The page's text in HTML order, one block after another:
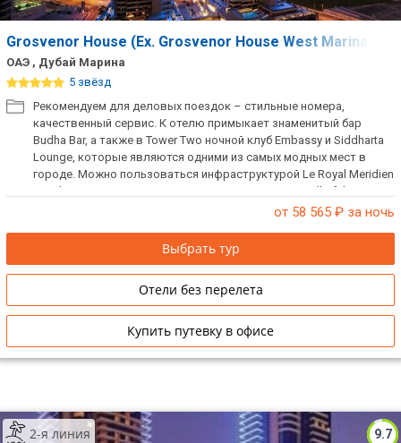
Grosvenor House (Ex. Grosvenor House West Marina
ОАЭ , Дубай Марина
5 звёзд
Рекомендуем для деловых поездок – стильные номера,
качественный сервис. К отелю примыкает знаменитый бар
Budha Bar, а также в Tower Two ночной клуб Embassy и Siddharta
Lounge, которые являются одними из самых модных мест в
городе. Можно пользоваться инфраструктурой Le Royal Meridien
Beach Resort & Spa. Ближайший торговый центр Mall of the
Emirates – в 20 минутах езды, Marina Mall – в 7 минутах езды. При
от 58 565 ₽ за ночь
Выбрать тур
Отели без перелета
Купить путевку в офисе
9.7
2-я линия